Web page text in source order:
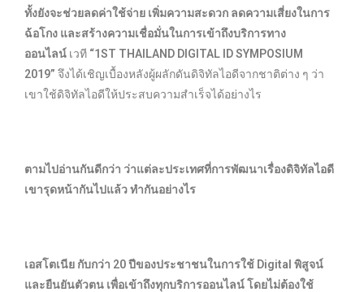
ทั้งยังจะช่วยลดค่าใช้จ่าย เพิ่มความสะดวก ลดความเสี่ยงในการ
ฉ้อโกง และสร้างความเชื่อมั่นในการเข้าถึงบริการทาง
ออนไลน์ เวที “1ST THAILAND DIGITAL ID SYMPOSIUM
2019” จึงได้เชิญเบื้องหลังผู้ผลักดันดิจิทัลไอดีจากชาติต่าง ๆ ว่า
เขาใช้ดิจิทัลไอดีให้ประสบความสำเร็จได้อย่างไร
ตามไปอ่านกันดีกว่า ว่าแต่ละประเทศที่การพัฒนาเรื่องดิจิทัลไอดี
เขารุดหน้ากันไปแล้ว ทำกันอย่างไร
เอสโตเนีย กับกว่า 20 ปีของประชาชนในการใช้ Digital พิสูจน์
และยืนยันตัวตน เพื่อเข้าถึงทุกบริการออนไลน์ โดยไม่ต้องใช้